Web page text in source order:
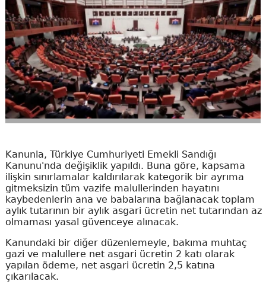
Kanunla, Türkiye Cumhuriyeti Emekli Sandığı
Kanunu'nda değişiklik yapıldı. Buna göre, kapsama
ilişkin sınırlamalar kaldırılarak kategorik bir ayrıma
gitmeksizin tüm vazife malullerinden hayatını
kaybedenlerin ana ve babalarına bağlanacak toplam
aylık tutarının bir aylık asgari ücretin net tutarından az
olmaması yasal güvenceye alınacak.
Kanundaki bir diğer düzenlemeyle, bakıma muhtaç
gazi ve malullere net asgari ücretin 2 katı olarak
yapılan ödeme, net asgari ücretin 2,5 katına
çıkarılacak.